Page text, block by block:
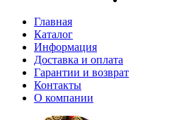
Главная
Каталог
Информация
Доставка и оплата
Гарантии и возврат
Контакты
О компании